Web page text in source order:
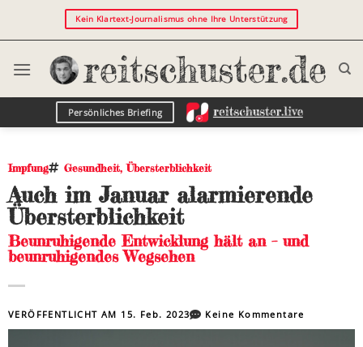
Kein Klartext-Journalismus ohne Ihre Unterstützung
Persönliches Briefing
Impfung Gesundheit,Übersterblichkeit
Auch im Januar alarmierende
Übersterblichkeit
Beunruhigende Entwicklung hält an – und
beunruhigendes Wegsehen
VERÖFFENTLICHT AM 15. Feb. 2023 Keine Kommentare